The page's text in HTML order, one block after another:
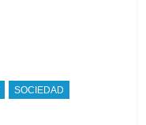
SOCIEDAD